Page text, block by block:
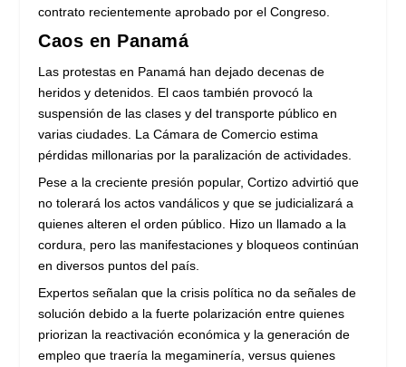
contrato recientemente aprobado por el Congreso.
Caos en Panamá
Las protestas en Panamá han dejado decenas de
heridos y detenidos. El caos también provocó la
suspensión de las clases y del transporte público en
varias ciudades. La Cámara de Comercio estima
pérdidas millonarias por la paralización de actividades.
Pese a la creciente presión popular, Cortizo advirtió que
no tolerará los actos vandálicos y que se judicializará a
quienes alteren el orden público. Hizo un llamado a la
cordura, pero las manifestaciones y bloqueos continúan
en diversos puntos del país.
Expertos señalan que la crisis política no da señales de
solución debido a la fuerte polarización entre quienes
priorizan la reactivación económica y la generación de
empleo que traería la megaminería, versus quienes